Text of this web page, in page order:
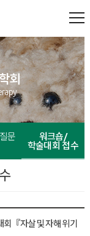
회
문
워크숍/
학술대회 접수
『자살 및 자해 위기